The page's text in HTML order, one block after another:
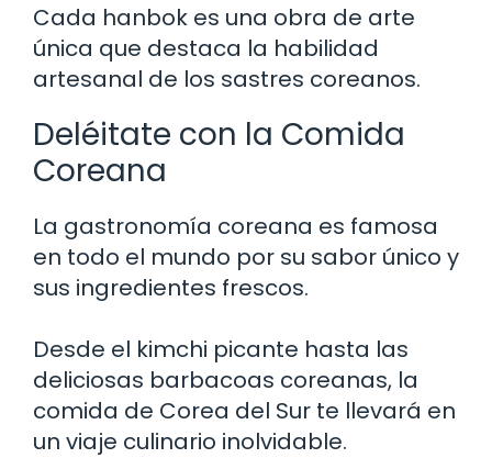
Cada hanbok es una obra de arte
única que destaca la habilidad
artesanal de los sastres coreanos.
Deléitate con la Comida
Coreana
La gastronomía coreana es famosa
en todo el mundo por su sabor único y
sus ingredientes frescos.
Desde el kimchi picante hasta las
deliciosas barbacoas coreanas, la
comida de Corea del Sur te llevará en
un viaje culinario inolvidable.